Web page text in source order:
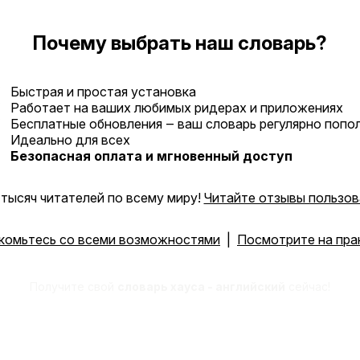
Почему выбрать наш словарь?
Быстрая и простая установка
Работает на ваших любимых ридерах и приложениях
Бесплатные обновления ‒ ваш словарь регулярно
Идеально для всех
Безопасная оплата и мгновенный доступ
читателей по всему миру! Читайте отзывы
со всеми возможностями Посмотрите на